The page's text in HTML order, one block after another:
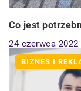
Co jest
24 czerwca 2022
BIZNES I